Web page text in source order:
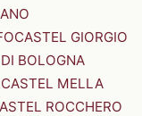
CASTEL GIORGIO
BOLOGNA
CASTEL MELLA
ROCCHERO